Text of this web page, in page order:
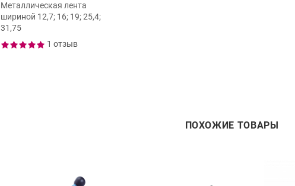
Металлическая лента
шириной 12,7; 16; 19; 25,4;
31,75
1 отзыв
ПОХОЖИЕ ТОВАРЫ